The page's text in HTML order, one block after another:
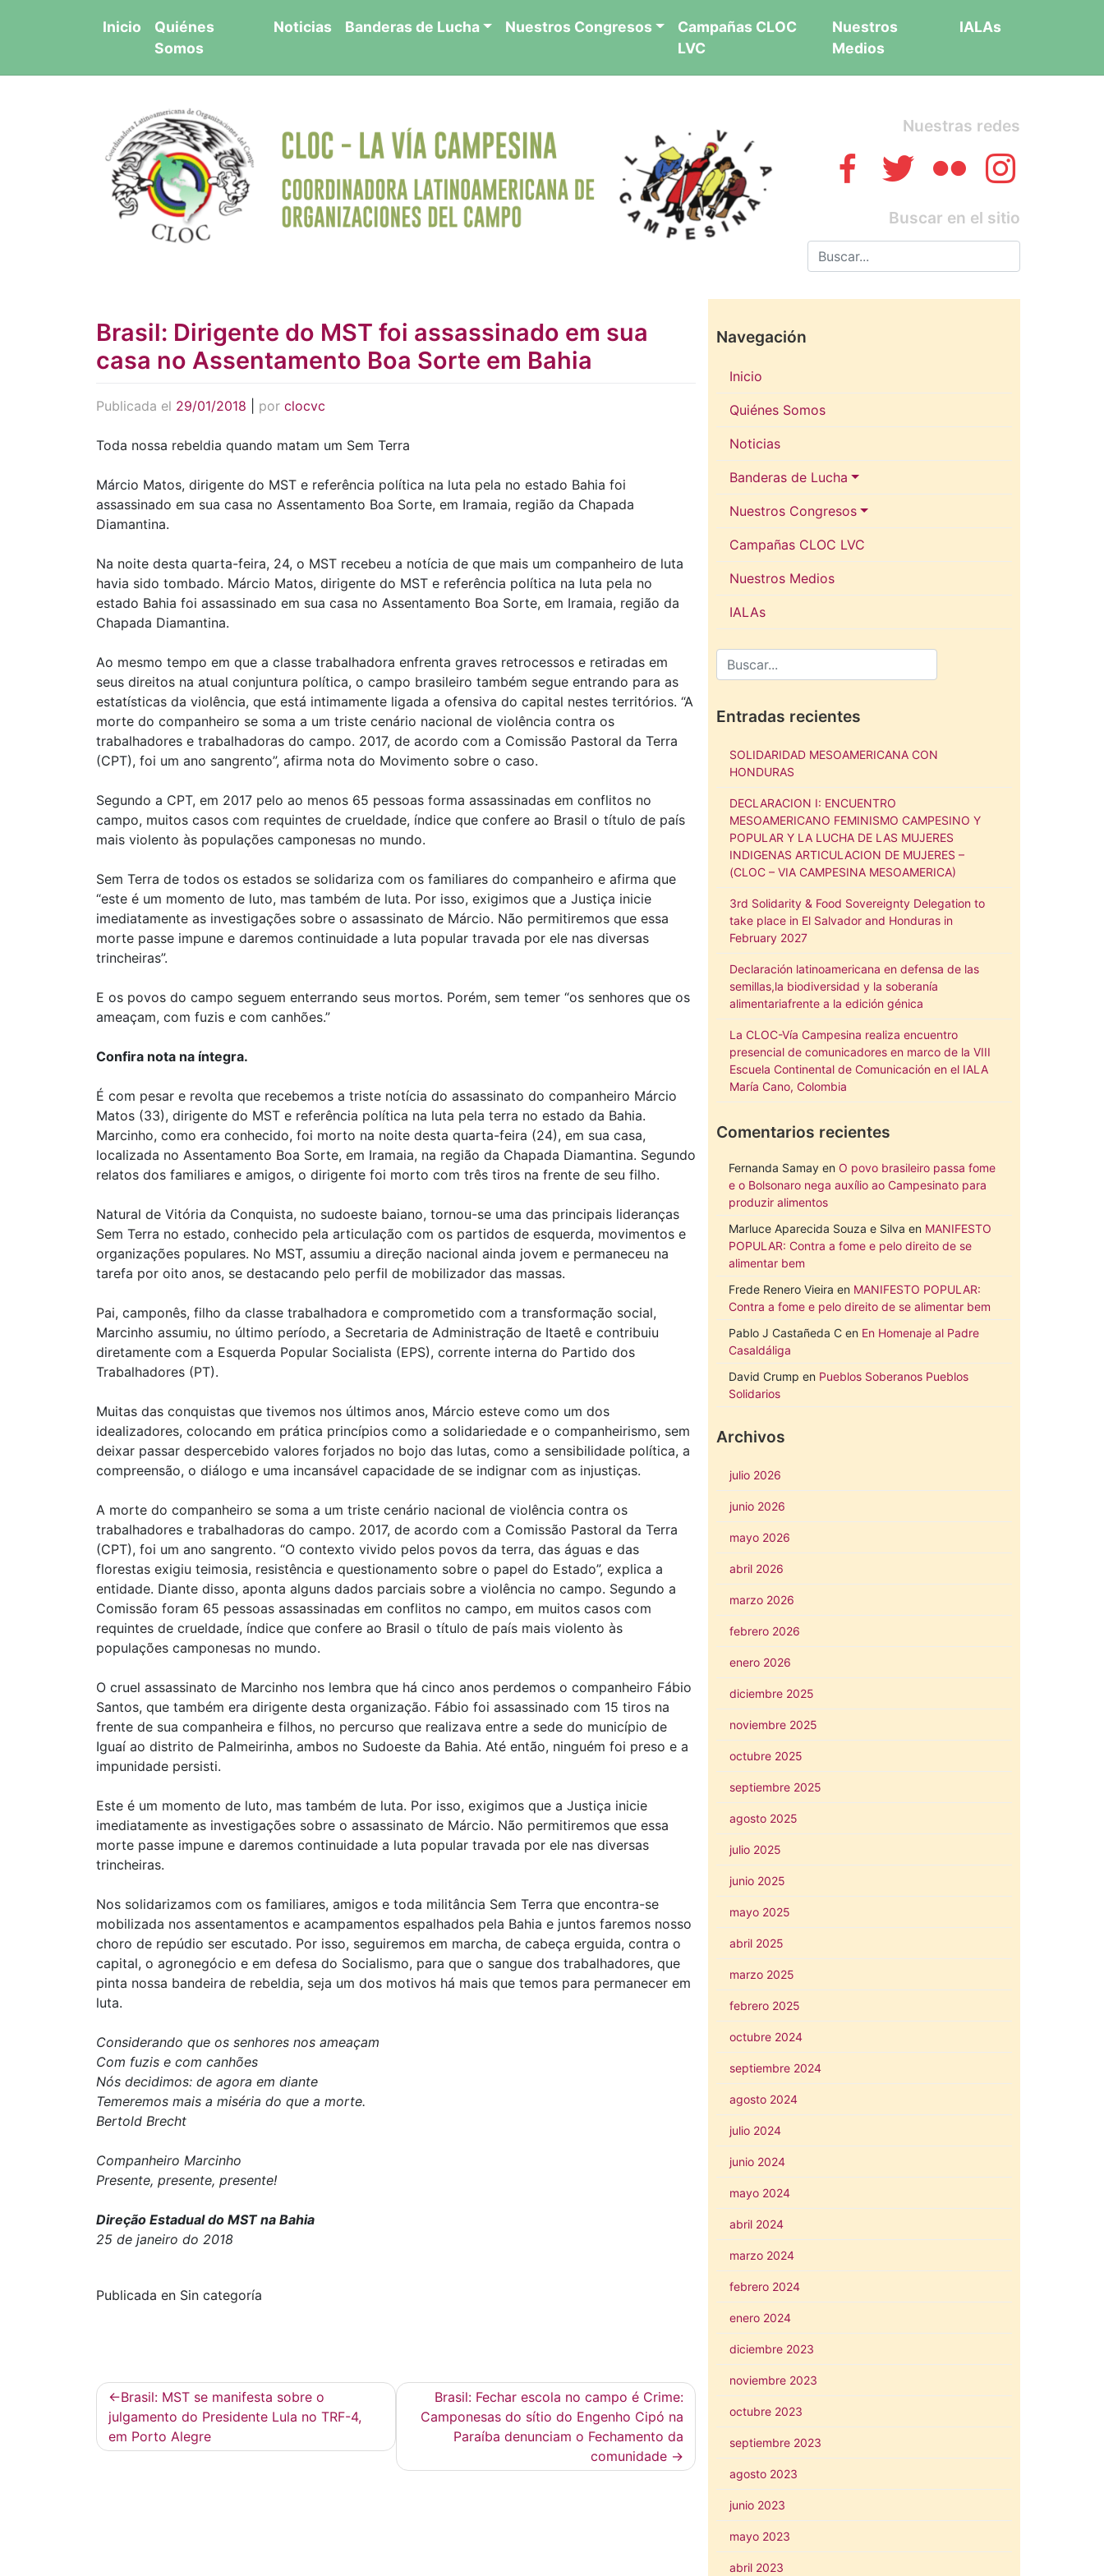
Inicio
Quiénes
Somos
Noticias Banderas de Lucha Nuestros Congresos
Campañas CLOC
LVC
Nuestros
Medios
IALAs
Nuestras redes
Buscar en el sitio
Brasil: Dirigente do MST foi assassinado em sua
casa no Assentamento Boa Sorte em Bahia
Publicada el 29/01/2018 por clocvc
Toda nossa rebeldia quando matam um Sem Terra
Márcio Matos, dirigente do MST e referência política na luta pela no estado Bahia foi
assassinado em sua casa no Assentamento Boa Sorte, em Iramaia, região da Chapada
Diamantina.
Na noite desta quarta-feira, 24, o MST recebeu a notícia de que mais um companheiro de luta
havia sido tombado. Márcio Matos, dirigente do MST e referência política na luta pela no
estado Bahia foi assassinado em sua casa no Assentamento Boa Sorte, em Iramaia, região da
Chapada Diamantina.
Ao mesmo tempo em que a classe trabalhadora enfrenta graves retrocessos e retiradas em
seus direitos na atual conjuntura política, o campo brasileiro também segue entrando para as
estatísticas da violência, que está intimamente ligada a ofensiva do capital nestes territórios. “A
morte do companheiro se soma a um triste cenário nacional de violência contra os
trabalhadores e trabalhadoras do campo. 2017, de acordo com a Comissão Pastoral da Terra
(CPT), foi um ano sangrento”, afirma nota do Movimento sobre o caso.
Segundo a CPT, em 2017 pelo ao menos 65 pessoas forma assassinadas em conflitos no
campo, muitos casos com requintes de crueldade, índice que confere ao Brasil o título de país
mais violento às populações camponesas no mundo.
Sem Terra de todos os estados se solidariza com os familiares do companheiro e afirma que
“este é um momento de luto, mas também de luta. Por isso, exigimos que a Justiça inicie
imediatamente as investigações sobre o assassinato de Márcio. Não permitiremos que essa
morte passe impune e daremos continuidade a luta popular travada por ele nas diversas
trincheiras”.
E os povos do campo seguem enterrando seus mortos. Porém, sem temer “os senhores que os
ameaçam, com fuzis e com canhões.”
Confira nota na íntegra.
É com pesar e revolta que recebemos a triste notícia do assassinato do companheiro Márcio
Matos (33), dirigente do MST e referência política na luta pela terra no estado da Bahia.
Marcinho, como era conhecido, foi morto na noite desta quarta-feira (24), em sua casa,
localizada no Assentamento Boa Sorte, em Iramaia, na região da Chapada Diamantina. Segundo
relatos dos familiares e amigos, o dirigente foi morto com três tiros na frente de seu filho.
Natural de Vitória da Conquista, no sudoeste baiano, tornou-se uma das principais lideranças
Sem Terra no estado, conhecido pela articulação com os partidos de esquerda, movimentos e
organizações populares. No MST, assumiu a direção nacional ainda jovem e permaneceu na
tarefa por oito anos, se destacando pelo perfil de mobilizador das massas.
Pai, camponês, filho da classe trabalhadora e comprometido com a transformação social,
Marcinho assumiu, no último período, a Secretaria de Administração de Itaetê e contribuiu
diretamente com a Esquerda Popular Socialista (EPS), corrente interna do Partido dos
Trabalhadores (PT).
Muitas das conquistas que tivemos nos últimos anos, Márcio esteve como um dos
idealizadores, colocando em prática princípios como a solidariedade e o companheirismo, sem
deixar passar despercebido valores forjados no bojo das lutas, como a sensibilidade política, a
compreensão, o diálogo e uma incansável capacidade de se indignar com as injustiças.
A morte do companheiro se soma a um triste cenário nacional de violência contra os
trabalhadores e trabalhadoras do campo. 2017, de acordo com a Comissão Pastoral da Terra
(CPT), foi um ano sangrento. “O contexto vivido pelos povos da terra, das águas e das
florestas exigiu teimosia, resistência e questionamento sobre o papel do Estado”, explica a
entidade. Diante disso, aponta alguns dados parciais sobre a violência no campo. Segundo a
Comissão foram 65 pessoas assassinadas em conflitos no campo, em muitos casos com
requintes de crueldade, índice que confere ao Brasil o título de país mais violento às
populações camponesas no mundo.
O cruel assassinato de Marcinho nos lembra que há cinco anos perdemos o companheiro Fábio
Santos, que também era dirigente desta organização. Fábio foi assassinado com 15 tiros na
frente de sua companheira e filhos, no percurso que realizava entre a sede do município de
Iguaí ao distrito de Palmeirinha, ambos no Sudoeste da Bahia. Até então, ninguém foi preso e a
impunidade persisti.
Este é um momento de luto, mas também de luta. Por isso, exigimos que a Justiça inicie
imediatamente as investigações sobre o assassinato de Márcio. Não permitiremos que essa
morte passe impune e daremos continuidade a luta popular travada por ele nas diversas
trincheiras.
Nos solidarizamos com os familiares, amigos e toda militância Sem Terra que encontra-se
mobilizada nos assentamentos e acampamentos espalhados pela Bahia e juntos faremos nosso
choro de repúdio ser escutado. Por isso, seguiremos em marcha, de cabeça erguida, contra o
capital, o agronegócio e em defesa do Socialismo, para que o sangue dos trabalhadores, que
pinta nossa bandeira de rebeldia, seja um dos motivos há mais que temos para permanecer em
luta.
Considerando que os senhores nos ameaçam
Com fuzis e com canhões
Nós decidimos: de agora em diante
Temeremos mais a miséria do que a morte.
Bertold Brecht
Companheiro Marcinho
Presente, presente, presente!
Direção Estadual do MST na Bahia
25 de janeiro do 2018
Publicada en Sin categoría
Navegación
de
entradas
Brasil: MST se manifesta sobre o
julgamento do Presidente Lula no TRF-4,
em Porto Alegre
Brasil: Fechar escola no campo é Crime:
Camponesas do sítio do Engenho Cipó na
Paraíba denunciam o Fechamento da
comunidade
Navegación
Inicio
Quiénes Somos
Noticias
Banderas de Lucha
Nuestros Congresos
Campañas CLOC LVC
Nuestros Medios
IALAs
Entradas recientes
SOLIDARIDAD MESOAMERICANA CON
HONDURAS
DECLARACION I: ENCUENTRO
MESOAMERICANO FEMINISMO CAMPESINO Y
POPULAR Y LA LUCHA DE LAS MUJERES
INDIGENAS ARTICULACION DE MUJERES –
(CLOC – VIA CAMPESINA MESOAMERICA)
3rd Solidarity & Food Sovereignty Delegation to
take place in El Salvador and Honduras in
February 2027
Declaración latinoamericana en defensa de las
semillas,la biodiversidad y la soberanía
alimentariafrente a la edición génica
La CLOC-Vía Campesina realiza encuentro
presencial de comunicadores en marco de la VIII
Escuela Continental de Comunicación en el IALA
María Cano, Colombia
Comentarios recientes
Fernanda Samay en O povo brasileiro passa fome
e o Bolsonaro nega auxílio ao Campesinato para
produzir alimentos
Marluce Aparecida Souza e Silva en MANIFESTO
POPULAR: Contra a fome e pelo direito de se
alimentar bem
Frede Renero Vieira en MANIFESTO POPULAR:
Contra a fome e pelo direito de se alimentar bem
Pablo J Castañeda C en En Homenaje al Padre
Casaldáliga
David Crump en Pueblos Soberanos Pueblos
Solidarios
Archivos
julio 2026
junio 2026
mayo 2026
abril 2026
marzo 2026
febrero 2026
enero 2026
diciembre 2025
noviembre 2025
octubre 2025
septiembre 2025
agosto 2025
julio 2025
junio 2025
mayo 2025
abril 2025
marzo 2025
febrero 2025
octubre 2024
septiembre 2024
agosto 2024
julio 2024
junio 2024
mayo 2024
abril 2024
marzo 2024
febrero 2024
enero 2024
diciembre 2023
noviembre 2023
octubre 2023
septiembre 2023
agosto 2023
junio 2023
mayo 2023
abril 2023